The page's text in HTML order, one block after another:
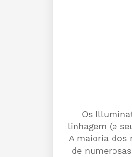
Os
linhagem (e
A maioria dos
de